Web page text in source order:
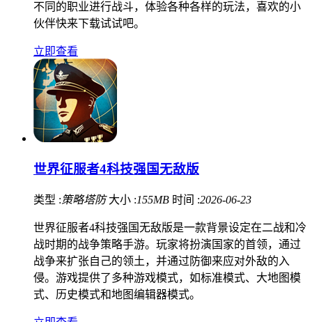
不同的职业进行战斗，体验各种各样的玩法，喜欢的小
伙伴快来下载试试吧。
立即查看
世界征服者4科技强国无敌版
类型 : 策略塔防 大小 :155MB 时间 :2026-06-23
世界征服者4科技强国无敌版是一款背景设定在二战和冷
战时期的战争策略手游。玩家将扮演国家的首领，通过
战争来扩张自己的领土，并通过防御来应对外敌的入
侵。游戏提供了多种游戏模式，如标准模式、大地图模
式、历史模式和地图编辑器模式。